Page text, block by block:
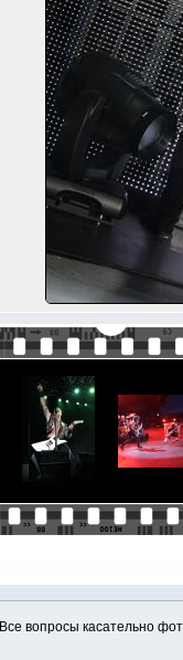
Все вопросы касательно